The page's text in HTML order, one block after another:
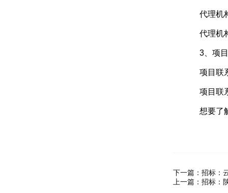
代理机构
代理机构
3、项目
项目联系
项目联系
想要了解
下一篇： 招标：
上一篇： 招标：